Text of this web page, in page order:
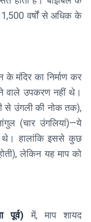
वर्षों से अधिक के
के मंदिर का निर्माण कर
वाले उपकरण नहीं थे।
से उंगली की नोक तक),
(चार उंगलियां)—ये
थे। हालांकि इससे कुछ
लेकिन यह माप को
पूर्व) में, माप शायद